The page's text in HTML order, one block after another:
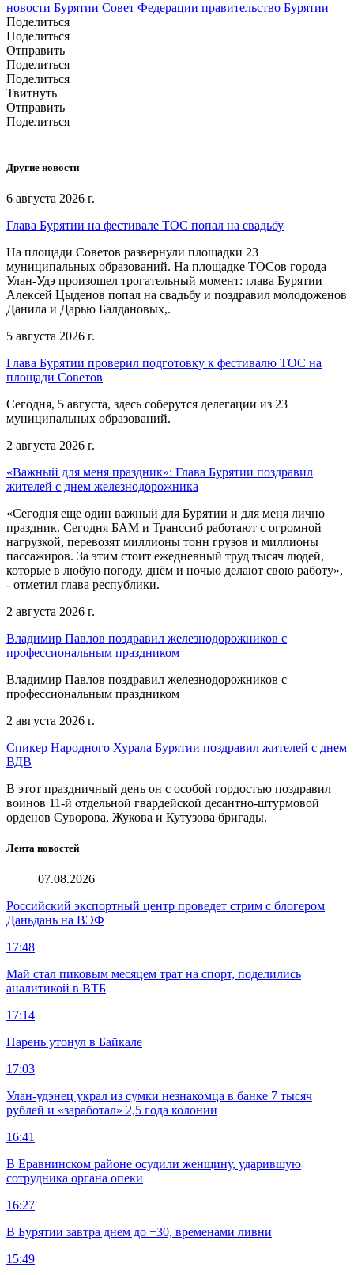
новости Бурятии Совет Федерации правительство Бурятии
Поделиться
Поделиться
Отправить
Поделиться
Поделиться
Твитнуть
Отправить
Поделиться
Другие новости
6 августа 2026 г.
Глава Бурятии на фестивале ТОС попал на свадьбу
На площади Советов развернули площадки 23
муниципальных образований. На площадке ТОСов города
Улан-Удэ произошел трогательный момент: глава Бурятии
Алексей Цыденов попал на свадьбу и поздравил молодоженов
Данила и Дарью Балдановых,.
5 августа 2026 г.
Глава Бурятии проверил подготовку к фестивалю ТОС на
площади Советов
Сегодня, 5 августа, здесь соберутся делегации из 23
муниципальных образований.
2 августа 2026 г.
«Важный для меня праздник»: Глава Бурятии поздравил
жителей с днем железнодорожника
«Сегодня еще один важный для Бурятии и для меня лично
праздник. Сегодня БАМ и Транссиб работают с огромной
нагрузкой, перевозят миллионы тонн грузов и миллионы
пассажиров. За этим стоит ежедневный труд тысяч людей,
которые в любую погоду, днём и ночью делают свою работу»,
- отметил глава республики.
2 августа 2026 г.
Владимир Павлов поздравил железнодорожников с
профессиональным праздником
Владимир Павлов поздравил железнодорожников с
профессиональным праздником
2 августа 2026 г.
Спикер Народного Хурала Бурятии поздравил жителей с днем
ВДВ
В этот праздничный день он с особой гордостью поздравил
воинов 11-й отдельной гвардейской десантно-штурмовой
орденов Суворова, Жукова и Кутузова бригады.
Лента новостей
07.08.2026
Российский экспортный центр проведет стрим с блогером
Даньдань на ВЭФ
17:48
Май стал пиковым месяцем трат на спорт, поделились
аналитикой в ВТБ
17:14
Парень утонул в Байкале
17:03
Улан-удэнец украл из сумки незнакомца в банке 7 тысяч
рублей и «заработал» 2,5 года колонии
16:41
В Еравнинском районе осудили женщину, ударившую
сотрудника органа опеки
16:27
В Бурятии завтра днем до +30, временами ливни
15:49